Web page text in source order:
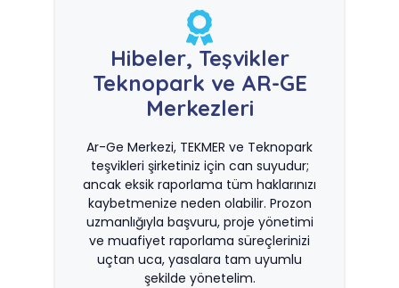
Hibeler, Teşvikler
Teknopark ve AR-GE
Merkezleri
Ar-Ge Merkezi, TEKMER ve Teknopark
teşvikleri şirketiniz için can suyudur;
ancak eksik raporlama tüm haklarınızı
kaybetmenize neden olabilir. Prozon
uzmanlığıyla başvuru, proje yönetimi
ve muafiyet raporlama süreçlerinizi
uçtan uca, yasalara tam uyumlu
şekilde yönetelim.